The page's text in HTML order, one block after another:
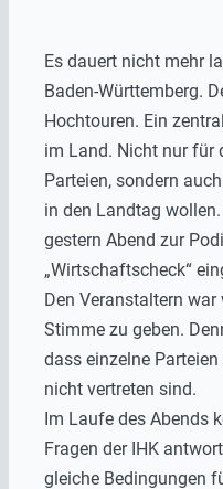
Es dauert nicht mehr
Baden-Württemberg.
Hochtouren. Ein
im Land. Nicht nur für
Parteien, sondern
in den Landtag
gestern Abend zur
„Wirtschaftscheck“
Den Veranstaltern
Stimme zu geben.
dass einzelne
nicht vertreten sind.
Im Laufe des Abends
Fragen der IHK
gleiche Bedingungen